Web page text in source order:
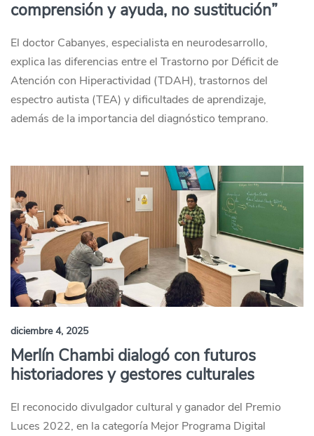
comprensión y ayuda, no sustitución”
El doctor Cabanyes, especialista en neurodesarrollo,
explica las diferencias entre el Trastorno por Déficit de
Atención con Hiperactividad (TDAH), trastornos del
espectro autista (TEA) y dificultades de aprendizaje,
además de la importancia del diagnóstico temprano.
diciembre 4, 2025
Merlín Chambi dialogó con futuros
historiadores y gestores culturales
El reconocido divulgador cultural y ganador del Premio
Luces 2022, en la categoría Mejor Programa Digital